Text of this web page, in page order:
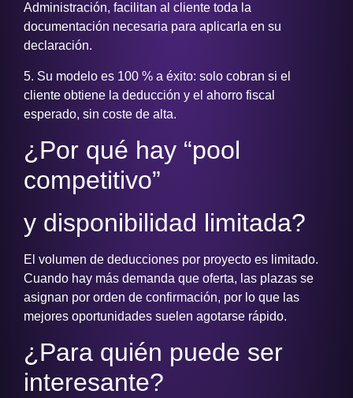
Administración, facilitan al cliente toda la
documentación necesaria para aplicarla en su
declaración.
5. Su modelo es 100 % a éxito: solo cobran si el
cliente obtiene la deducción y el ahorro fiscal
esperado, sin coste de alta.
¿Por qué hay “pool
competitivo”
y disponibilidad limitada?
El volumen de deducciones por proyecto es limitado.
Cuando hay más demanda que oferta, las plazas se
asignan por orden de confirmación, por lo que las
mejores oportunidades suelen agotarse rápido.
¿Para quién puede ser
interesante?